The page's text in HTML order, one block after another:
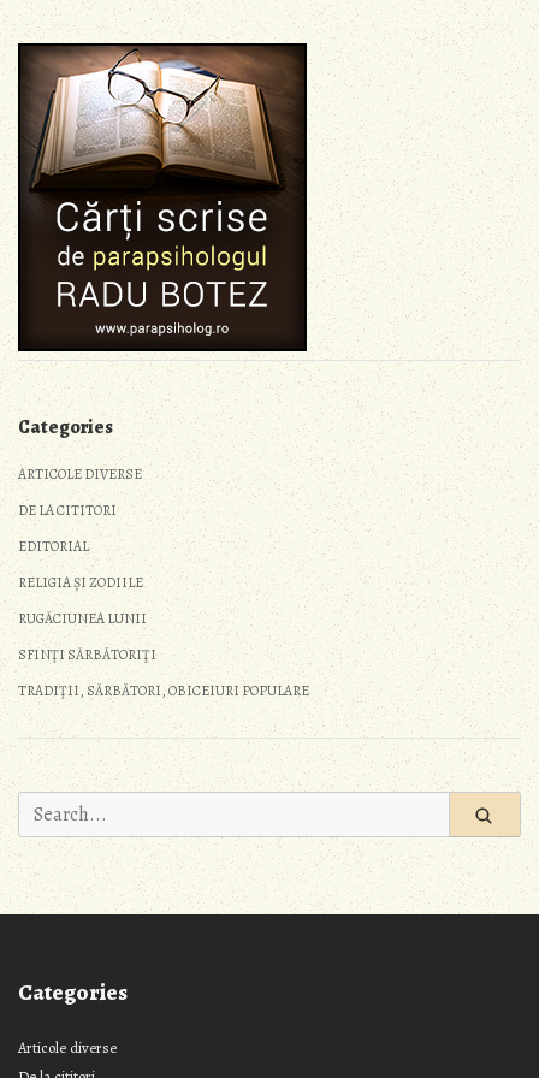
Categories
ARTICOLE DIVERSE
DE LA CITITORI
EDITORIAL
RELIGIA ȘI ZODIILE
RUGĂCIUNEA LUNII
SFINŢI SĂRBĂTORIŢI
TRADIŢII, SĂRBĂTORI, OBICEIURI POPULARE
Search
for:
Categories
Articole diverse